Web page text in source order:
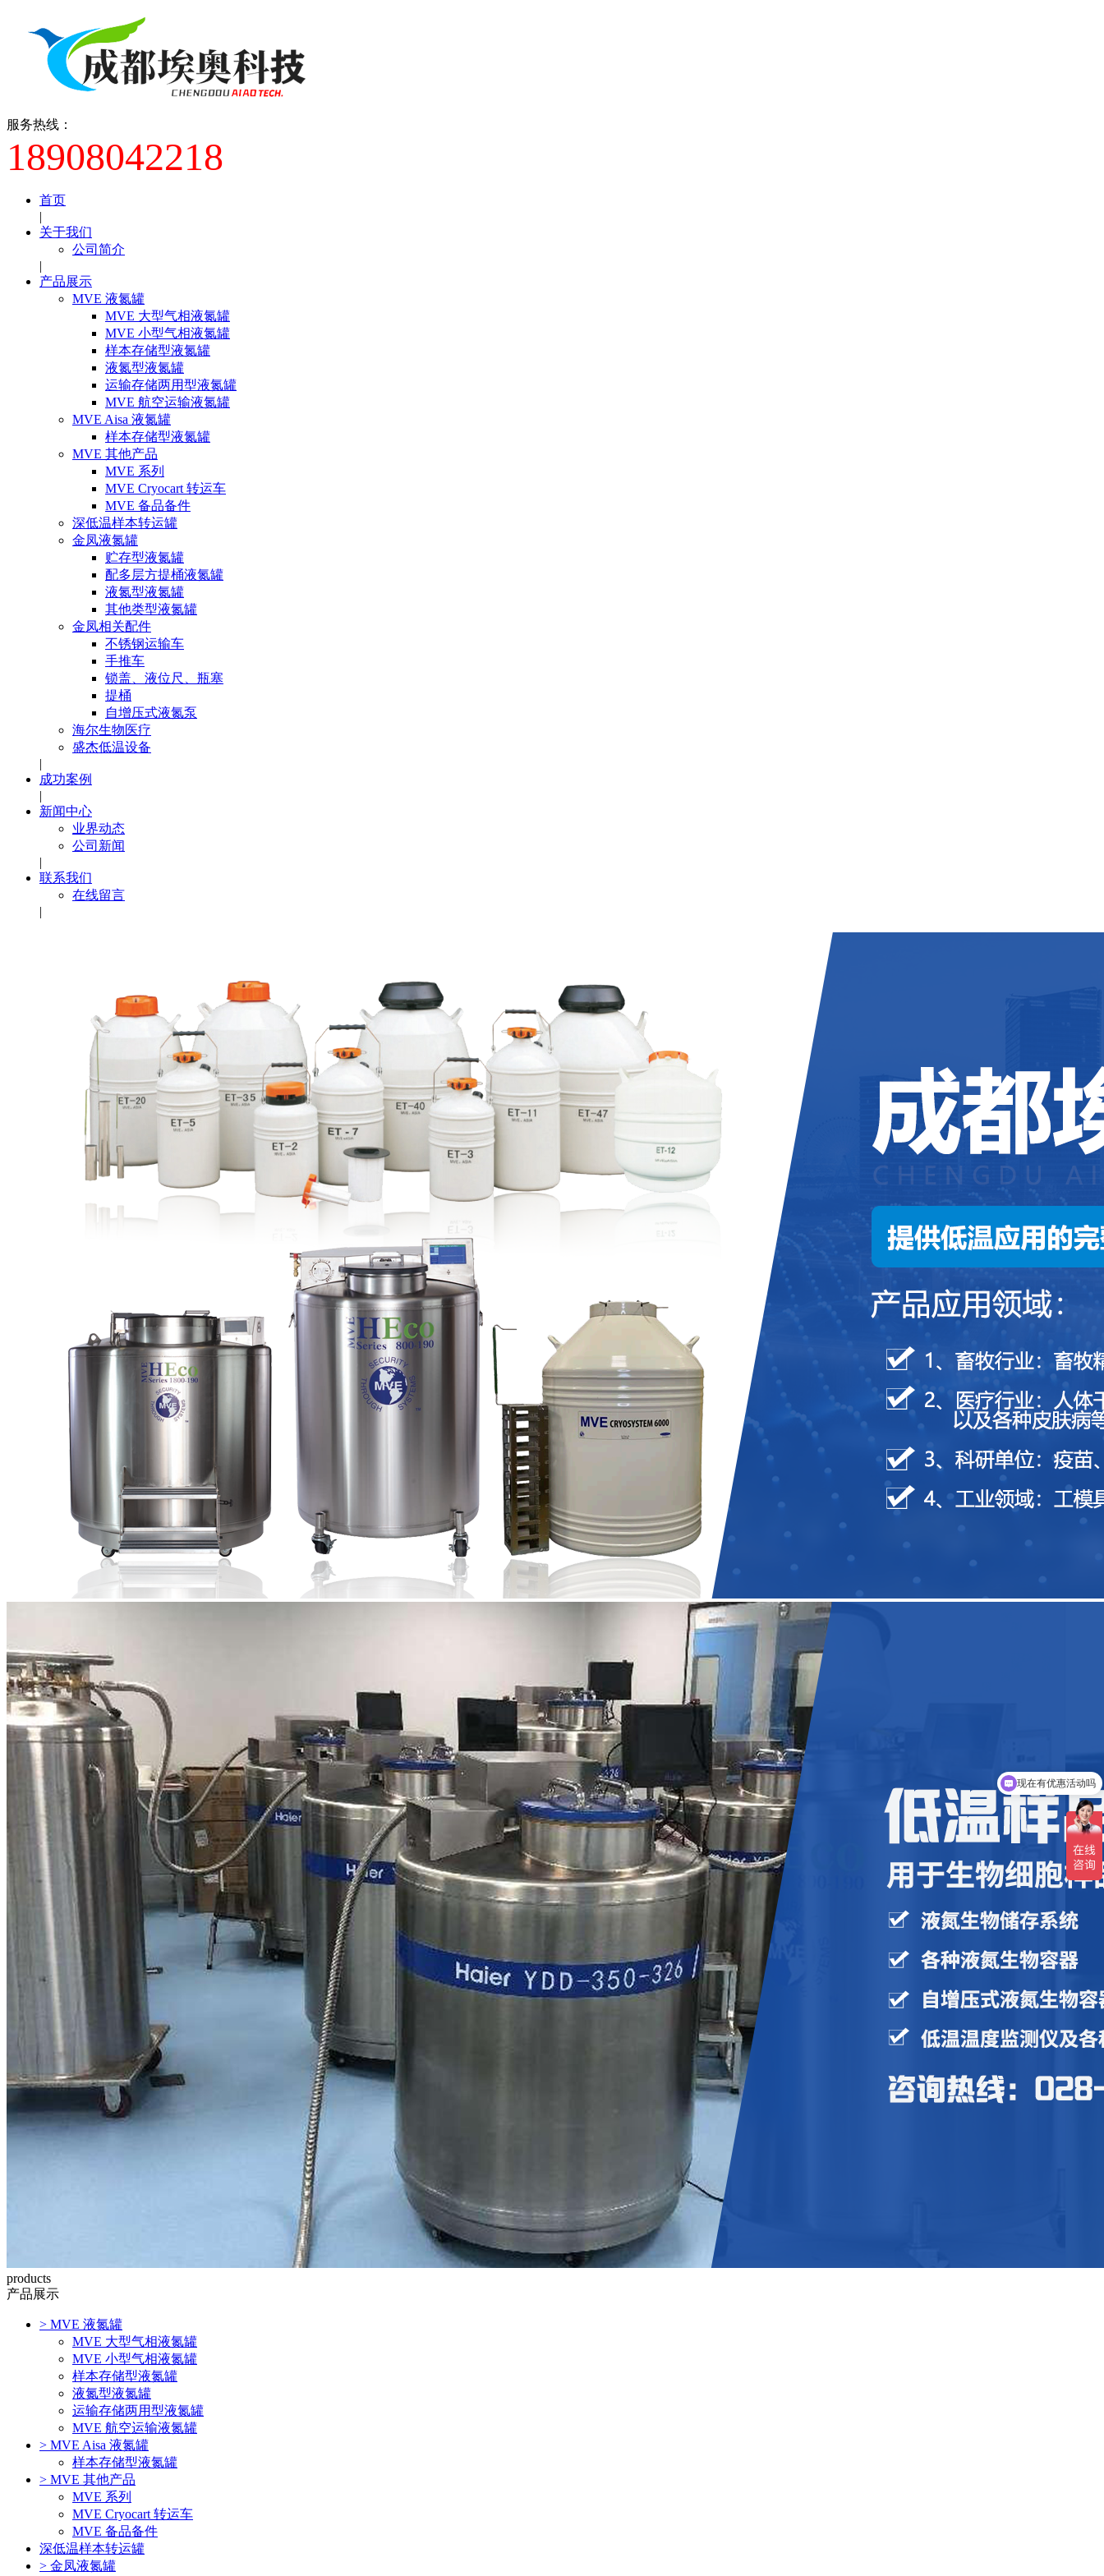
服务热线：
18908042218
首页
|
关于我们
公司简介
|
产品展示
MVE 液氮罐
MVE 大型气相液氮罐
MVE 小型气相液氮罐
样本存储型液氮罐
液氮型液氮罐
运输存储两用型液氮罐
MVE 航空运输液氮罐
MVE Aisa 液氮罐
样本存储型液氮罐
MVE 其他产品
MVE 系列
MVE Cryocart 转运车
MVE 备品备件
深低温样本转运罐
金凤液氮罐
贮存型液氮罐
配多层方提桶液氮罐
液氮型液氮罐
其他类型液氮罐
金凤相关配件
不锈钢运输车
手推车
锁盖、液位尺、瓶塞
提桶
自增压式液氮泵
海尔生物医疗
盛杰低温设备
|
成功案例
|
新闻中心
业界动态
公司新闻
|
联系我们
在线留言
|
products
产品展示
> MVE 液氮罐
MVE 大型气相液氮罐
MVE 小型气相液氮罐
样本存储型液氮罐
液氮型液氮罐
运输存储两用型液氮罐
MVE 航空运输液氮罐
> MVE Aisa 液氮罐
样本存储型液氮罐
> MVE 其他产品
MVE 系列
MVE Cryocart 转运车
MVE 备品备件
深低温样本转运罐
> 金凤液氮罐
可以介绍下你们的产品么